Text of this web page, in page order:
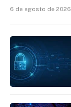
6 de agosto de 2026